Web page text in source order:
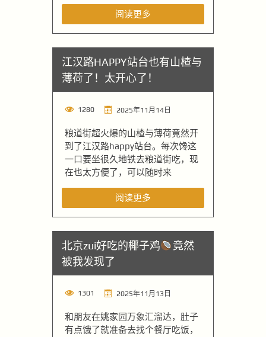
阅读更多
江汉路HAPPY站台也有山楂与
薄荷了！太开心了！
1280 2025年11月14日
粮道街超火爆的山楂与薄荷竟然开
到了江汉路happy站台。每次馋这
一口要坐很久地铁去粮道街吃，现
在也太方便了，可以随时来
阅读更多
北京zui好吃的椰子鸡
竟然
被我发现了
1301 2025年11月13日
和朋友在姚家园万象汇溜达，肚子
有点饿了就准备去找个餐厅吃饭，